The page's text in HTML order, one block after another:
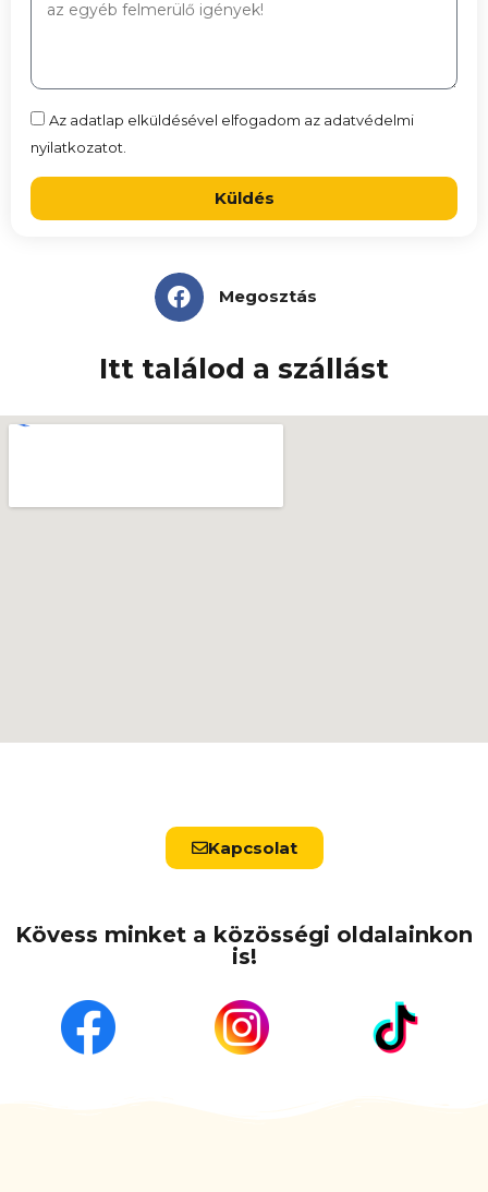
Az adatlap elküldésével elfogadom az adatvédelmi
nyilatkozatot.
Küldés
Megosztás
Itt találod a szállást
Kapcsolat
Kövess minket a közösségi oldalainkon
is!